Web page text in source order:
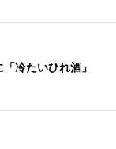
「冷たいひれ酒」